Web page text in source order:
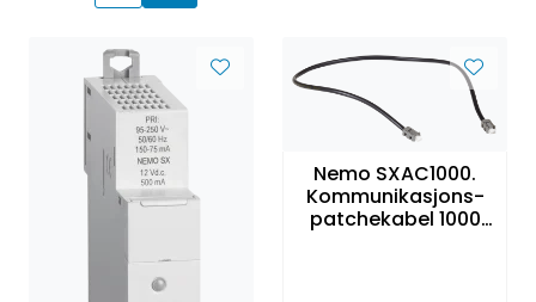
Nemo SXAC1000.
Kommunikasjons-
patchekabel 1000